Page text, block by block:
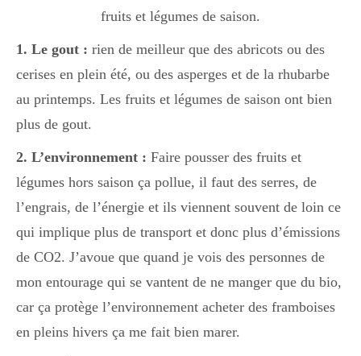
Mes amis en cuisine
Recettes Végétariennes
Resto
Tuto
Divers
fruits et légumes de saison.
1. Le gout : rien de meilleur que des abricots ou des
cerises en plein été, ou des asperges et de la rhubarbe
au printemps. Les fruits et légumes de saison ont bien
plus de gout.
2. L’environnement : Faire pousser des fruits et
légumes hors saison ça pollue, il faut des serres, de
l’engrais, de l’énergie et ils viennent souvent de loin ce
qui implique plus de transport et donc plus d’émissions
de CO2. J’avoue que quand je vois des personnes de
mon entourage qui se vantent de ne manger que du bio,
car ça protège l’environnement acheter des framboises
en pleins hivers ça me fait bien marer.